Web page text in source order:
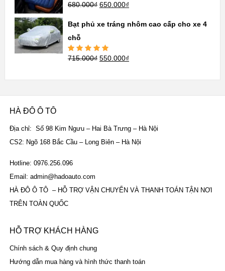
Được xếp
680.000₫ 650.000₫
Bạt phủ xe tráng nhôm cao cấp cho xe 4
chỗ
Được xếp
715.000₫ 550.000₫
HÀ ĐÔ Ô TÔ
Địa chỉ: Số 98 Kim Ngưu – Hai Bà Trưng – Hà Nội
CS2: Ngõ 168 Bắc Cầu – Long Biên – Hà Nội
Hotline: 0976.256.096
Email: admin@hadoauto.com
HÀ ĐÔ Ô TÔ – HỖ TRỢ VẬN CHUYỂN VÀ THANH TOÁN TẬN NƠI
TRÊN TOÀN QUỐC
HỖ TRỢ KHÁCH HÀNG
Chính sách & Quy định chung
Hướng dẫn mua hàng và hình thức thanh toán